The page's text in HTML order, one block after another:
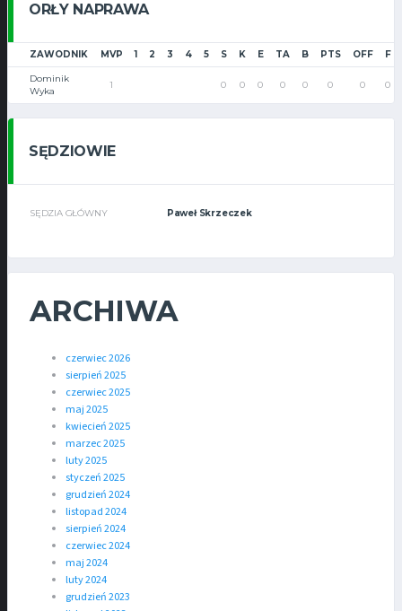
ORŁY NAPRAWA
ZAWODNIK MVP 1 2 3 4 5 S K E TA B PTS OFF F
Dominik
Wyka
1 0 0 0 0 0 0 0 0
SĘDZIOWIE
SĘDZIA GŁÓWNY Paweł Skrzeczek
ARCHIWA
czerwiec 2026
sierpień 2025
czerwiec 2025
maj 2025
kwiecień 2025
marzec 2025
luty 2025
styczeń 2025
grudzień 2024
listopad 2024
sierpień 2024
czerwiec 2024
maj 2024
luty 2024
grudzień 2023